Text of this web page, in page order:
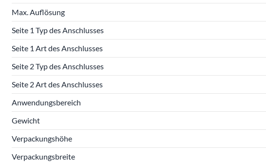
Max. Auflösung
Seite 1 Typ des Anschlusses
Seite 1 Art des Anschlusses
Seite 2 Typ des Anschlusses
Seite 2 Art des Anschlusses
Anwendungsbereich
Gewicht
Verpackungshöhe
Verpackungsbreite